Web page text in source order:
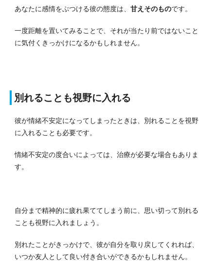
あなたに感情をぶつける彼の態度は、 甘えそのものです。
一度距離を置いてみることで、それが当たり前ではないこと
に気付くきっかけになるかもしれません。
別れることも視野に入れる
彼が情緒不安定になってしまったときは、別れることを視野
に入れることも必要です。
情緒不安定の度合いによっては、治療が必要な場合もありま
す。
自分まで精神的に疲れ果ててしまう前に、思い切って別れる
ことも視野に 入れましょう。
別れたことがきっかけで、彼が自分を取り戻してくれれば、
いつか友人として良い付き合いができるかもしれません。